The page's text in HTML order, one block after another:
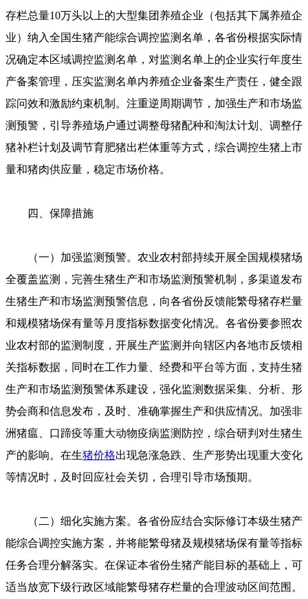
存栏总量10万头以上的大型集团养殖企业（包括其下属养殖企
业）纳入全国生猪产能综合调控监测名单，各省份根据实际情
况确定本区域调控监测名单，对监测名单上的企业实行年度生
产备案管理，压实监测名单内养殖企业备案生产责任，健全跟
踪问效和激励约束机制。注重逆周期调节，加强生产和市场监
测预警，引导养殖场户通过调整母猪配种和淘汰计划、调整仔
猪补栏计划及调节育肥猪出栏体重等方式，综合调控生猪上市
量和猪肉供应量，稳定市场价格。
四、保障措施
（一）加强监测预警。农业农村部持续开展全国规模猪场
全覆盖监测，完善生猪生产和市场监测预警机制，多渠道发布
生猪生产和市场监测预警信息，向各省份反馈能繁母猪存栏量
和规模猪场保有量等月度指标数据变化情况。各省份要参照农
业农村部的监测制度，开展生产监测并向辖区内各地市反馈相
关指标数据，同时在工作力量、经费和平台等方面，支持生猪
生产和市场监测预警体系建设，强化监测数据采集、分析、形
势会商和信息发布，及时、准确掌握生产和供应情况。加强非
洲猪瘟、口蹄疫等重大动物疫病监测防控，综合研判对生猪生
产的影响。在生猪价格出现急涨急跌、生产形势出现重大变化
等情况时，及时回应社会关切，合理引导市场预期。
（二）细化实施方案。各省份应结合实际修订本级生猪产
能综合调控实施方案，并将能繁母猪及规模猪场保有量等指标
任务合理分解落实。在保证本省份生猪产能目标的基础上，可
适当放宽下级行政区域能繁母猪存栏量的合理波动区间范围。